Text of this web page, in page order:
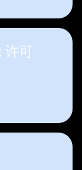
许可